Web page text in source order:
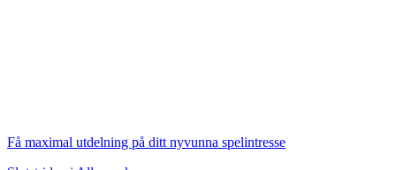
Få maximal utdelning på ditt nyvunna spelintresse